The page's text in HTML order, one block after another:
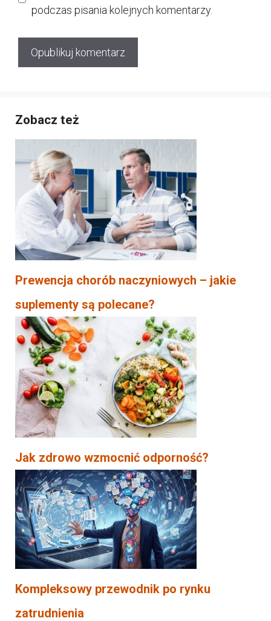
podczas pisania kolejnych komentarzy.
Zobacz też
Prewencja chorób naczyniowych – jakie
suplementy są polecane?
Jak zdrowo wzmocnić odporność?
Kompleksowy przewodnik po rynku
zatrudnienia